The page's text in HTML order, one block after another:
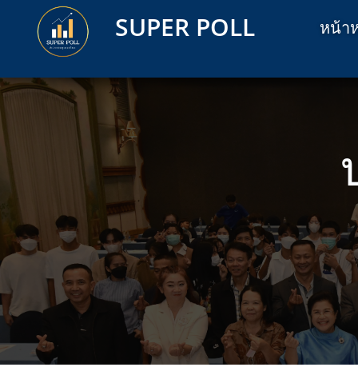
SUPER POLL หน้า